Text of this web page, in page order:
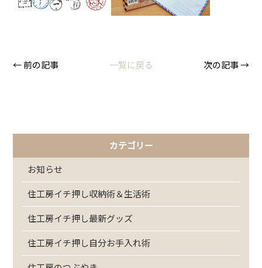
← 前の記事 一覧に戻る 次の記事 →
カテゴリー
お知らせ
住工房イチ押し収納術＆生活術
住工房イチ押し最新グッズ
住工房イチ押し自分お手入れ術